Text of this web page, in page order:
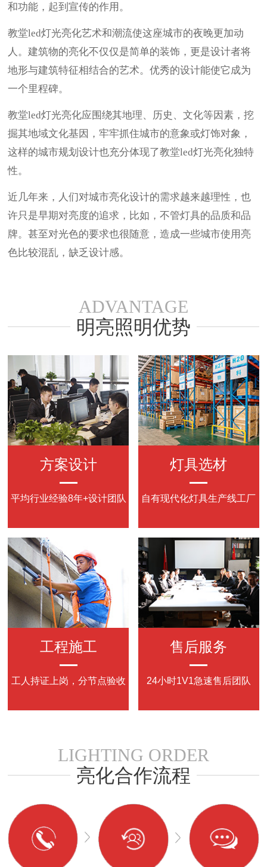
和功能，起到宣传的作用。
教堂led灯光亮化艺术和潮流使这座城市的夜晚更加动
人。建筑物的亮化不仅仅是简单的装饰，更是设计者将
地形与建筑特征相结合的艺术。优秀的设计能使它成为
一个里程碑。
教堂led灯光亮化应围绕其地理、历史、文化等因素，挖
掘其地域文化基因，牢牢抓住城市的意象或灯饰对象，
这样的城市规划设计也充分体现了教堂led灯光亮化独特
性。
近几年来，人们对城市亮化设计的需求越来越理性，也
许只是早期对亮度的追求，比如，不管灯具的品质和品
牌。甚至对光色的要求也很随意，造成一些城市使用亮
色比较混乱，缺乏设计感。
ADVANTAGE
明亮照明优势
方案设计
平均行业经验8年+设计团队
灯具选材
自有现代化灯具生产线工厂
工程施工
工人持证上岗，分节点验收
售后服务
24小时1V1急速售后团队
LIGHTING ORDER
亮化合作流程